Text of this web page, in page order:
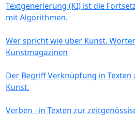
Textgenerierung (KI) ist die
mit Algorithmen.
Wer spricht wie über Kunst.
Kunstmagazinen
Der Begriff Verknüpfung in Texten
Kunst.
Verben - in Texten zur